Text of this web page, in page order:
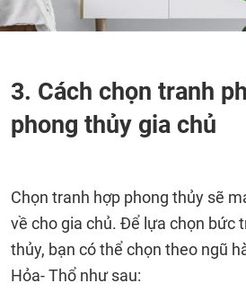
3. Cách chọn tranh
phong thủy gia chủ
Chọn tranh hợp phong thủy sẽ
về cho gia chủ. Để lựa chọn bức
thủy, bạn có thể chọn theo ngũ
Hỏa- Thổ như sau: